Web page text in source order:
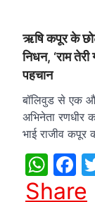
ऋषि कपूर के
निधन, ‘राम तेरी
पहचान
बॉलिवुड से एक
अभिनेता
भाई राजीव कपूर
Share